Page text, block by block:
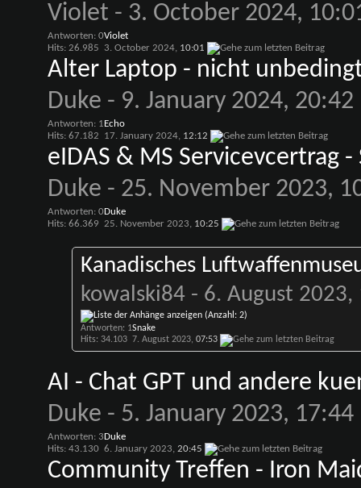
Violet - 3. October 2024,
Antworten: 0
Hits: 26.985
Violet
3. October 2024, 10:01
Alter Laptop - nicht
Duke - 9. January 2024, 20:42
Antworten: 1
Hits: 67.182
Echo
17. January 2024, 12:12
eIDAS & MS Servicevcertrag
Duke - 25. November 2023,
Antworten: 0
Hits: 66.369
Duke
25. November 2023, 10:25
Kanadisches
kowalski84- 6. August 2023,
Antworten: 1
Hits: 34.103
Snake
7. August 2023, 07:53
AI - Chat GPT und andere
Duke - 5. January 2023, 17:44
Antworten: 3
Hits: 43.130
Duke
6. January 2023, 20:45
Community Treffen - Iron